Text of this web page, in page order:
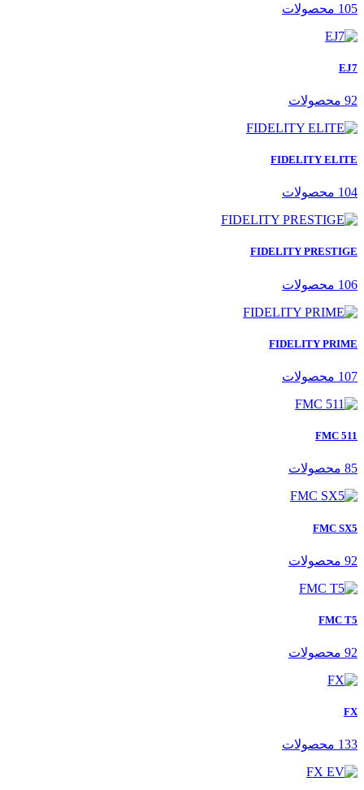
105 محصولات
EJ7
92 محصولات
FIDELITY ELITE
104 محصولات
FIDELITY PRESTIGE
106 محصولات
FIDELITY PRIME
107 محصولات
FMC 511
85 محصولات
FMC SX5
92 محصولات
FMC T5
92 محصولات
FX
133 محصولات